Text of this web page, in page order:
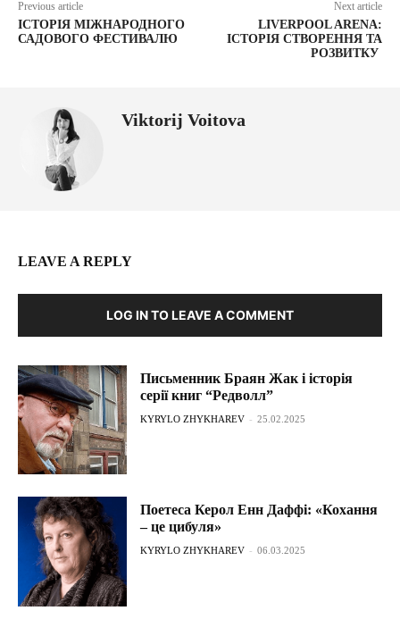
Previous article
ІСТОРІЯ МІЖНАРОДНОГО
САДОВОГО ФЕСТИВАЛЮ
Next article
LIVERPOOL ARENA:
ІСТОРІЯ СТВОРЕННЯ ТА
РОЗВИТКУ
Viktorij Voitova
LEAVE A REPLY
LOG IN TO LEAVE A COMMENT
Письменник Браян Жак і історія
серії книг “Редволл”
KYRYLO ZHYKHAREV - 25.02.2025
Поетеса Керол Енн Даффі: «Кохання
– це цибуля»
KYRYLO ZHYKHAREV - 06.03.2025